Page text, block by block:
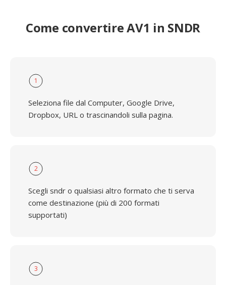
Come convertire AV1 in SNDR
1
Seleziona file dal Computer, Google Drive,
Dropbox, URL o trascinandoli sulla pagina.
2
Scegli sndr o qualsiasi altro formato che ti serva
come destinazione (più di 200 formati
supportati)
3